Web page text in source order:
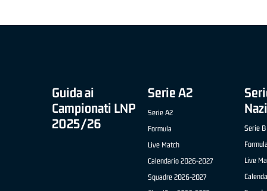
Guida ai
Campionati LNP
2025/26
Serie A2
Serie A2
Formula
Live Match
Calendario 2026-2027
Squadre 2026-2027
Serie
Live